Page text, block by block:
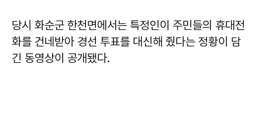
당시 화순군 한천면에서는 특정인이 주민들의 휴대전
화를 건네받아 경선 투표를 대신해 줬다는 정황이 담
긴 동영상이 공개됐다.